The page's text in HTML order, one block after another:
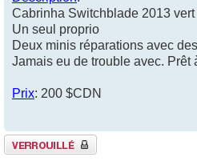
Cabrinha Switchblade 2013
Un seul proprio
Deux minis réparations avec
Jamais eu de trouble avec. Prêt
Prix: 200 $CDN
Sujet verrouillé